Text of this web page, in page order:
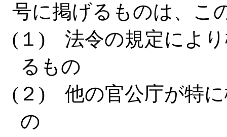
号に掲げるものは、こ
(１) 法令の規定により
るもの
(２) 他の官公庁が特に
の